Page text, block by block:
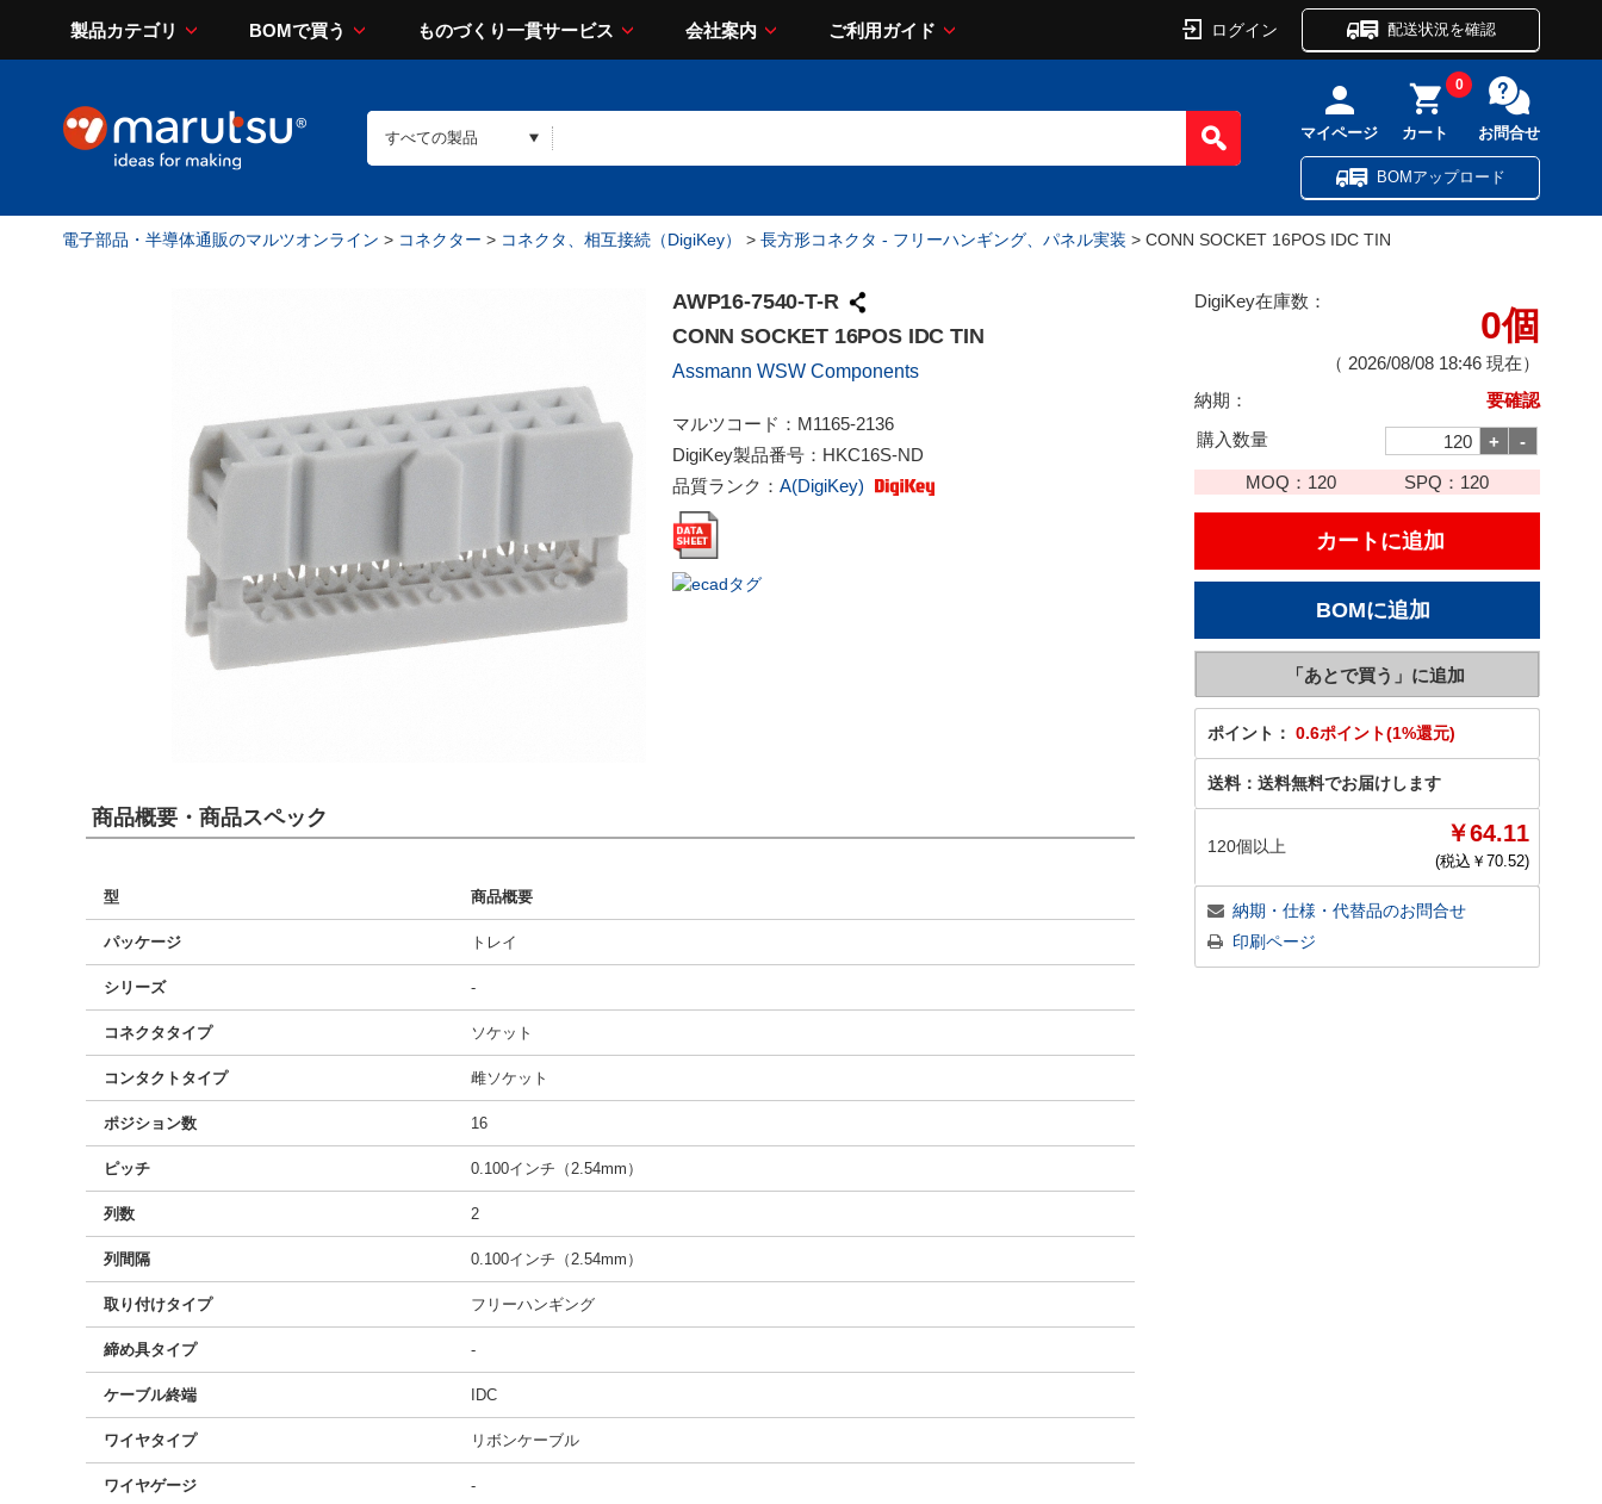
製品カテゴリ BOMで買う ものづくり一貫サービス 会社案内 ご利用ガイド ログイン 配送状況を確認
マイページ カート
0
お問合せ
BOMアップロード
電子部品・半導体通販のマルツオンライン > コネクター > コネクタ、相互接続（DigiKey） > 長方形コネクタ - フリーハンギング、パネル実装 > CONN SOCKET 16POS IDC TIN
AWP16-7540-T-R
CONN SOCKET 16POS IDC TIN
Assmann WSW Components
マルツコード： M1165-2136
DigiKey製品番号： HKC16S-ND
品質ランク： A(DigiKey)
DigiKey在庫数：
0個
（ 2026/08/08 18:46 現在）
納期：
要確認
購入数量
MOQ： 120 SPQ： 120
ポイント： 0.6ポイント(1%還元)
送料： 送料無料でお届けします
120個以上 ￥64.11
(税込￥ 70.52)
納期・仕様・代替品のお問合せ
印刷ページ
商品概要・商品スペック
型 商品概要
パッケージ トレイ
シリーズ -
コネクタタイプ ソケット
コンタクトタイプ 雌ソケット
ポジション数 16
ピッチ 0.100インチ（2.54mm）
列数 2
列間隔 0.100インチ（2.54mm）
取り付けタイプ フリーハンギング
締め具タイプ -
ケーブル終端 IDC
ワイヤタイプ リボンケーブル
ワイヤゲージ -